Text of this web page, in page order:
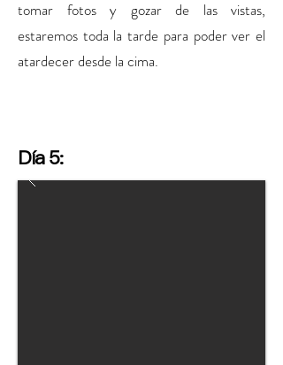
tomar fotos y gozar de las vistas,
estaremos toda la tarde para poder ver el
atardecer desde la cima.
Día 5: